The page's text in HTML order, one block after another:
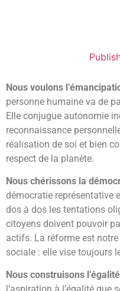
Nous voulons
personne humaine va de
Elle conjugue autonomie
reconnaissance
réalisation de soi et bien
respect de la planète.
Nous chérissons la
démocratie représentative
dos à dos les tentations
citoyens doivent pouvoir
actifs. La réforme est
sociale : elle vise toujours
Nous construisons